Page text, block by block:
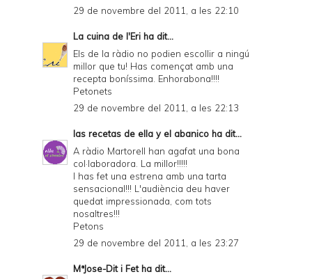
29 de novembre del 2011, a les 22:10
La cuina de l'Eri ha dit...
Els de la ràdio no podien escollir a ningú
millor que tu! Has començat amb una
recepta boníssima. Enhorabona!!!!
Petonets
29 de novembre del 2011, a les 22:13
las recetas de ella y el abanico ha dit...
A ràdio Martorell han agafat una bona
col·laboradora. La millor!!!!!
I has fet una estrena amb una tarta
sensacional!!! L'audiència deu haver
quedat impressionada, com tots
nosaltres!!!
Petons
29 de novembre del 2011, a les 23:27
MªJose-Dit i Fetha dit...